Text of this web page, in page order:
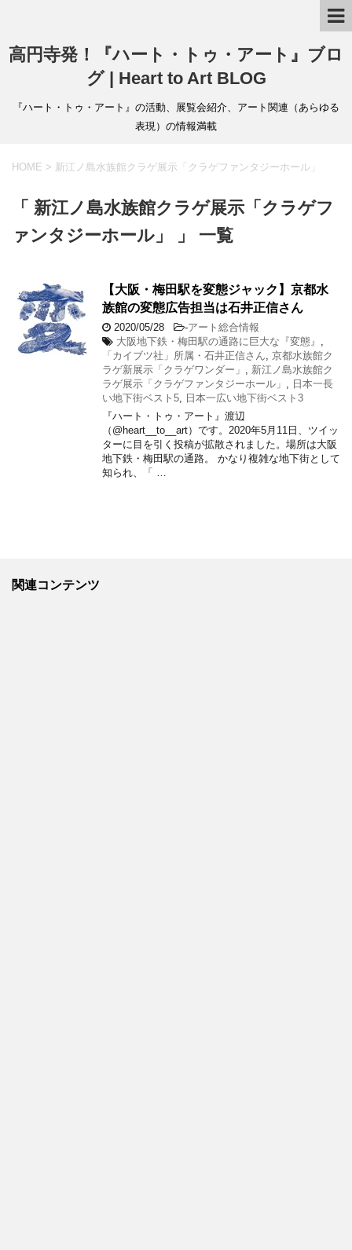
高円寺発！『ハート・トゥ・アート』ブロ
グ | Heart to Art BLOG
『ハート・トゥ・アート』の活動、展覧会紹介、アート関連（あらゆる
表現）の情報満載
HOME > 新江ノ島水族館クラゲ展示「クラゲファンタジーホール」
「 新江ノ島水族館クラゲ展示「クラゲフ
ァンタジーホール」 」 一覧
【大阪・梅田駅を変態ジャック】京都水
族館の変態広告担当は石井正信さん
2020/05/28 -アート総合情報
大阪地下鉄・梅田駅の通路に巨大な『変態』
「カイブツ社」所属・石井正信さん 京都水族館ク
ラゲ新展示「クラゲワンダー」
新江ノ島水族館ク
ラゲ展示「クラゲファンタジーホール」
日本一長
い地下街ベスト5
日本一広い地下街ベスト3
『ハート・トゥ・アート』渡辺
（@heart__to__art）です。2020年5月11日、ツイッ
ターに目を引く投稿が拡散されました。場所は大阪
地下鉄・梅田駅の通路。 かなり複雑な地下街として
知られ、「 …
関連コンテンツ